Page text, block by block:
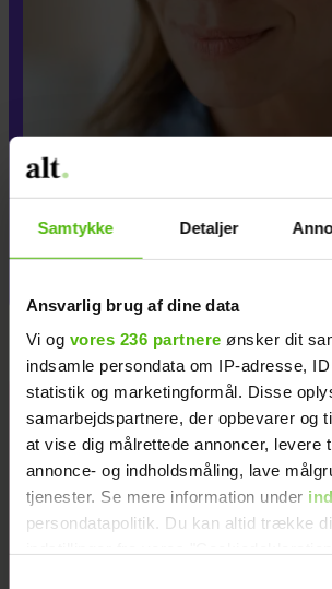
Samtykke Detaljer
Ansvarlig brug af dine data
Vi og vores 236 partnere ønsker dit
indsamle persondata om IP-adresse,
statistik og marketingformål. Disse
samarbejdspartnere, der opbevarer og
at vise dig målrettede annoncer, levere
annonce- og indholdsmåling, lave
tjenester. Se mere information under
persondatapolitik. Du kan altid trække
Jeg vil aldrig tilgive
eksmand for det,
gjorde, efter jeg
12